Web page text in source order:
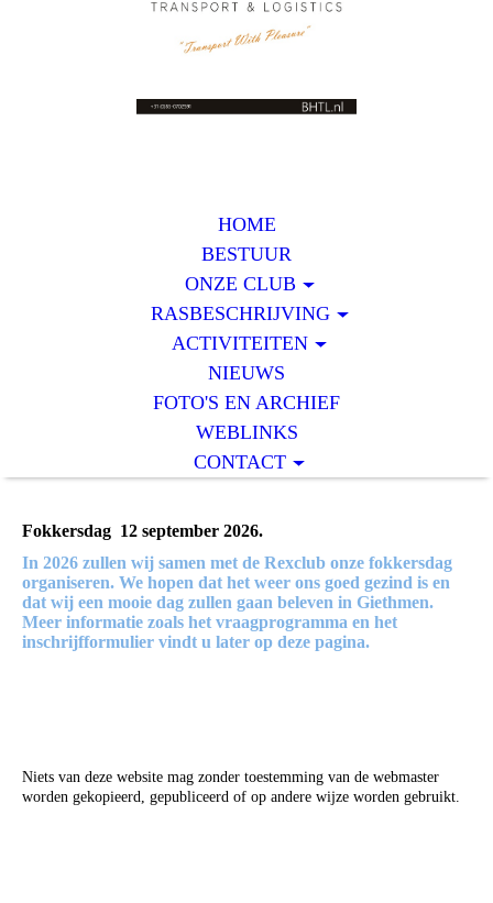
HOME
BESTUUR
ONZE CLUB
RASBESCHRIJVING
ACTIVITEITEN
NIEUWS
FOTO'S EN ARCHIEF
WEBLINKS
CONTACT
Fokkersdag 12 september 2026.
In 2026 zullen wij samen met de Rexclub onze fokkersdag
organiseren. We hopen dat het weer ons goed gezind is en
dat wij een mooie dag zullen gaan beleven in Giethmen.
Meer informatie zoals het vraagprogramma en het
inschrijfformulier vindt u later op deze pagina.
Niets van deze website mag zonder toestemming van de webmaster
worden gekopieerd, gepubliceerd of op andere wijze worden gebruikt.